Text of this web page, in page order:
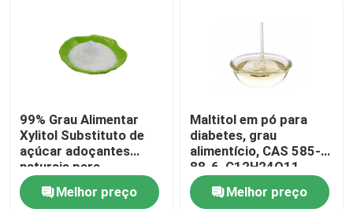
99% Grau Alimentar
Xylitol Substituto de
açúcar adoçantes
naturais para
diabéticos
Melhor preço
Maltitol em pó para
diabetes, grau
alimentício, CAS 585-
88-6, C12H24O11
Melhor preço